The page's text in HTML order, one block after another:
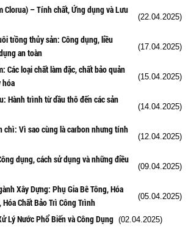
Clorua) – Tính chất, Ứng dụng và Lưu
(22.04.2025)
trồng thủy sản: Công dụng, liều
an toàn
(17.04.2025)
Các loại chất làm đặc, chất bảo quản
hóa
(15.04.2025)
Hành trình từ dầu thô đến các sản
(14.04.2025)
chì: Vì sao cùng là carbon nhưng tính
(12.04.2025)
dụng, cách sử dụng và những điều
(09.04.2025)
Xây Dựng: Phụ Gia Bê Tông, Hóa
Hóa Chất Bảo Trì Công Trình
(05.04.2025)
Lý Nước Phổ Biến và Công Dụng (02.04.2025)